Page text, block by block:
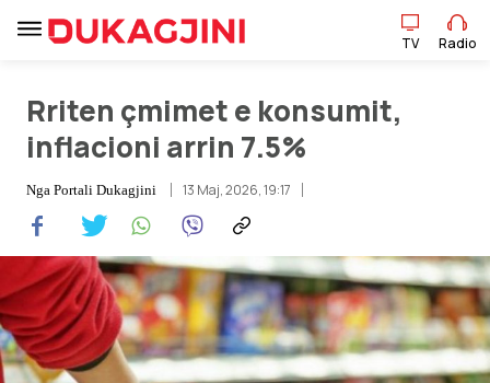
TV
Lajme
Pikëpamje
Art Jete
TV Radio
Rriten çmimet e konsumit,
inflacioni arrin 7.5%
Nga Portali Dukagjini 13 Maj, 2026, 19:17